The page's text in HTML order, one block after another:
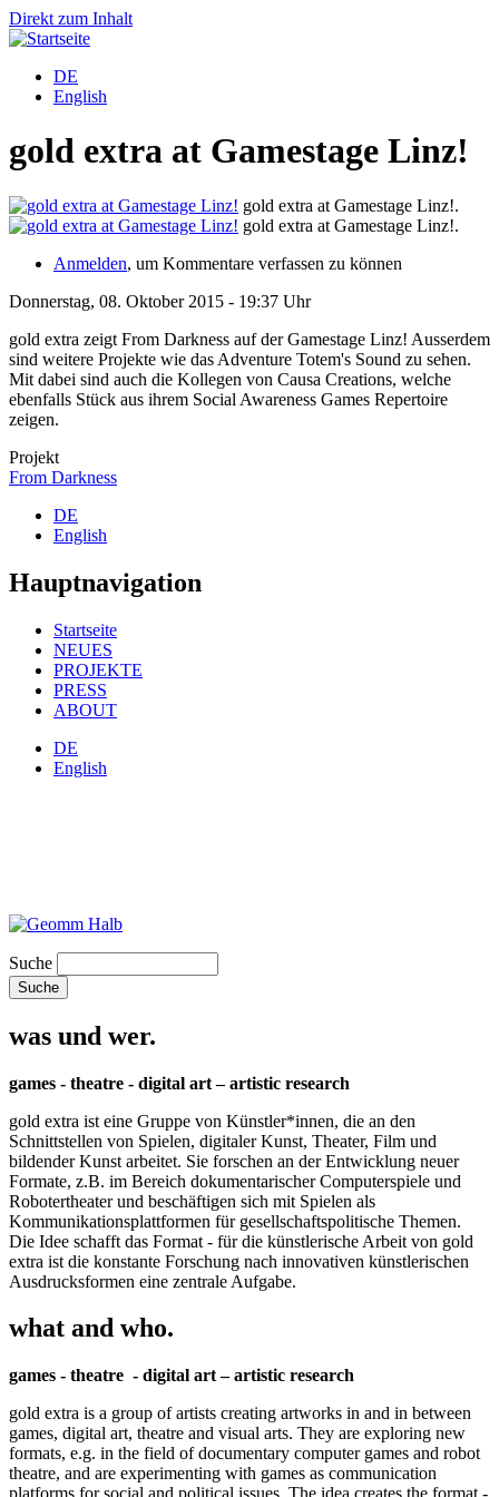
Direkt zum Inhalt
DE
English
gold extra at Gamestage Linz!
gold extra at Gamestage Linz!.
gold extra at Gamestage Linz!.
Anmelden, um Kommentare verfassen zu können
Donnerstag, 08. Oktober 2015 - 19:37 Uhr
gold extra zeigt From Darkness auf der Gamestage Linz! Ausserdem
sind weitere Projekte wie das Adventure Totem's Sound zu sehen.
Mit dabei sind auch die Kollegen von Causa Creations, welche
ebenfalls Stück aus ihrem Social Awareness Games Repertoire
zeigen.
Projekt
From Darkness
DE
English
Hauptnavigation
Startseite
NEUES
PROJEKTE
PRESS
ABOUT
DE
English
Suche
was und wer.
games - theatre - digital art – artistic research
gold extra ist eine Gruppe von Künstler*innen, die an den
Schnittstellen von Spielen, digitaler Kunst, Theater, Film und
bildender Kunst arbeitet. Sie forschen an der Entwicklung neuer
Formate, z.B. im Bereich dokumentarischer Computerspiele und
Robotertheater und beschäftigen sich mit Spielen als
Kommunikationsplattformen für gesellschaftspolitische Themen.
Die Idee schafft das Format - für die künstlerische Arbeit von gold
extra ist die konstante Forschung nach innovativen künstlerischen
Ausdrucksformen eine zentrale Aufgabe.
what and who.
games - theatre - digital art – artistic research
gold extra is a group of artists creating artworks in and in between
games, digital art, theatre and visual arts. They are exploring new
formats, e.g. in the field of documentary computer games and robot
theatre, and are experimenting with games as communication